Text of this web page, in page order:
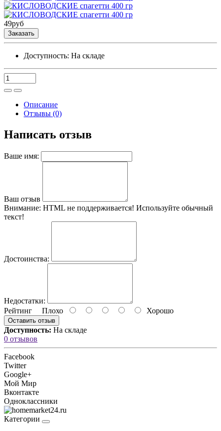
49руб
Заказать
Доступность: На складе
Описание
Отзывы (0)
Написать отзыв
Ваше имя:
Ваш отзыв
Внимание: HTML не поддерживается! Используйте обычный
текст!
Достоинства:
Недостатки:
Рейтинг Плохо Хорошо
Оставить отзыв
Доступность: На складе
0 отзывов
Facebook
Twitter
Google+
Мой Мир
Вконтакте
Одноклассники
Категории